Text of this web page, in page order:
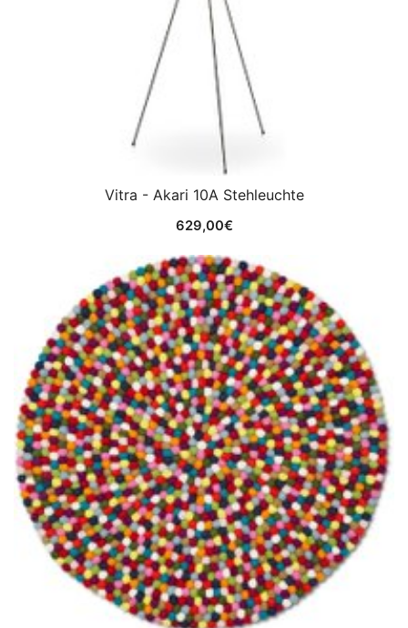
Vitra - Akari 10A Stehleuchte
629,00€